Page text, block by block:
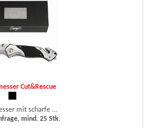
Cut&Rescue
mit scharfe ...
mind. 25 Stk.